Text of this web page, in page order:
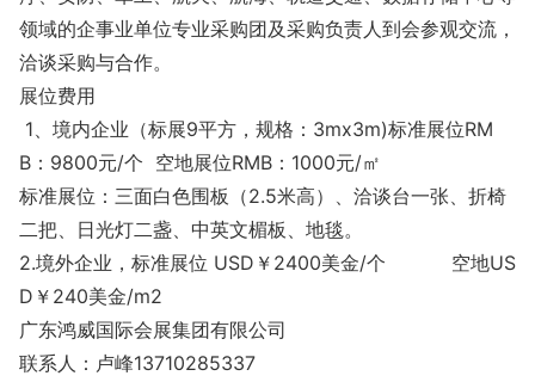
领域的企事业单位专业采购团及采购负责人到会参观交流，
洽谈采购与合作。
展位费用
1、境内企业（标展9平方，规格：3mx3m)标准展位RM
B：9800元/个 空地展位RMB：1000元/㎡
标准展位：三面白色围板（2.5米高）、洽谈台一张、折椅
二把、日光灯二盏、中英文楣板、地毯。
2.境外企业，标准展位 USD￥2400美金/个 空地US
D￥240美金/m2
广东鸿威国际会展集团有限公司
联系人：卢峰13710285337